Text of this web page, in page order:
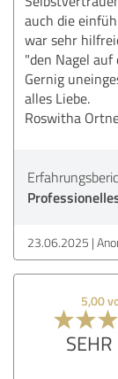
auch die
war sehr
"den Nagel auf
Gernig
alles Liebe.
Roswitha
23.06.2025
5,00